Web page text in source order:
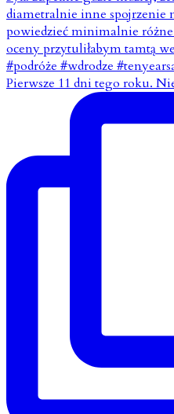
Pierwsze 11 dni tego roku.